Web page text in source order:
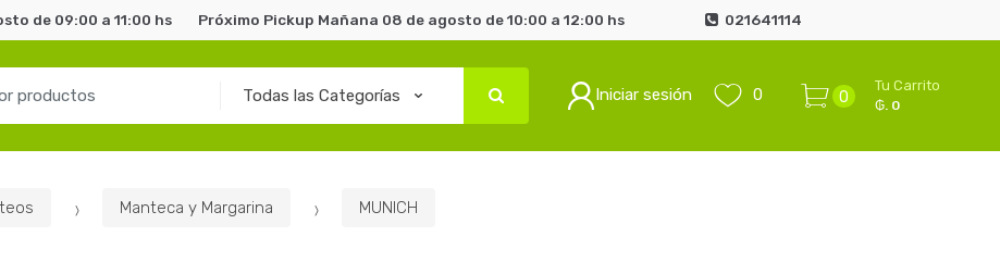
de 09:00 a 11:00 hs Próximo Pickup Mañana 08 de agosto de 10:00 a 12:00 hs 021641114
Iniciar sesión 0 0
Tu Carrito
₲. 0
Manteca y Margarina MUNICH